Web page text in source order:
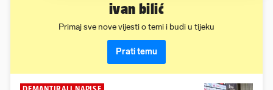
ivan bilić
Primaj sve nove vijesti o temi i budi u tijeku
Prati temu